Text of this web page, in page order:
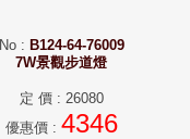
No: B124-64-76009
7W景觀步道燈
定 價: 26080
優惠價: 4346